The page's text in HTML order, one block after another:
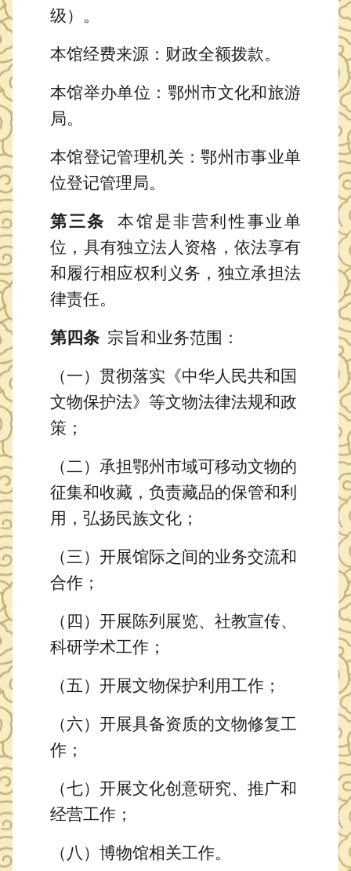
级）。
本馆经费来源 ：财政全额拨款。
本馆举办单位： 鄂州市文化和旅游
局。
本馆登记管理机关：鄂州市事业单
位登记管理局。
第三条
本馆是非营利性事业单
位，具有独立法人资格，依法享有
和履行相应权利义务，独立承担法
律责任。
第 四条 宗旨和业务范围 ：
（一）贯彻落实《中华人民共和国
文物保护法》等文物法律法规和政
策；
（二）承担鄂州市域可移动文物的
征集和收藏，负责藏品的保管和利
用 ，弘扬民族文化；
（三）开展馆际之间的业务交流和
合作 ；
（四）开展陈列展览、社教宣传、
科研学术工作；
（五）开展文物保护利用工作；
（六）开展具备资质的文物修复工
作；
（七）开展文化创意研究、 推广和
经营工作；
（八） 博物馆相关工作。